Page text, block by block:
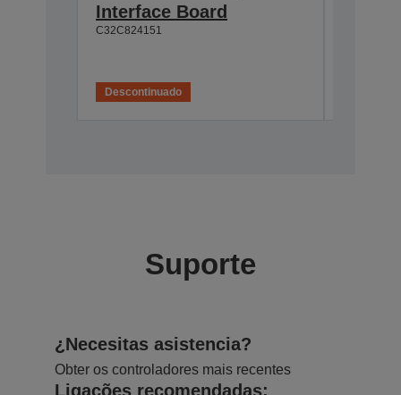
Interface Board
C32C824151
Descontinuado
Suporte
¿Necesitas asistencia?
Obter os controladores mais recentes
Ligações recomendadas: